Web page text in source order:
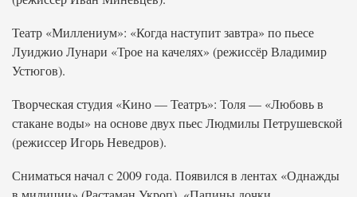
Театр «Миллениум»: «Когда наступит завтра» по пьесе
Луиджио Лунари «Трое на качелях» (режиссёр Владимир
Устюгов).
Творческая студия «Кино — Театръ»: Толя — «Любовь в
стакане воды» на основе двух пьес Людмилы Петрушевской
(режиссер Игорь Неведров).
Сниматься начал с 2009 года. Появился в лентах «Однажды